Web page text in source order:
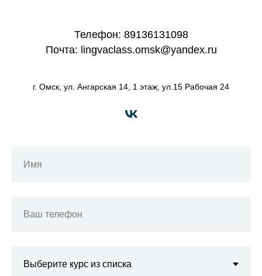
Телефон: 89136131098
Почта: lingvaclass.omsk@yandex.ru
г. Омск, ул. Ангарская 14, 1 этаж, ул.15 Рабочая 24
Имя
Ваш телефон